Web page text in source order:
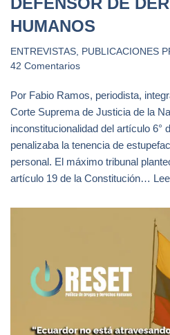
HUMANOS
ENTREVISTAS, PUBLICACIONES
42 Comentarios
Por Fabio Ramos, periodista,
Corte Suprema de Justicia de la
inconstitucionalidad del artículo 6°
penalizaba la tenencia de
personal. El máximo tribunal
artículo 19 de la Constitución…